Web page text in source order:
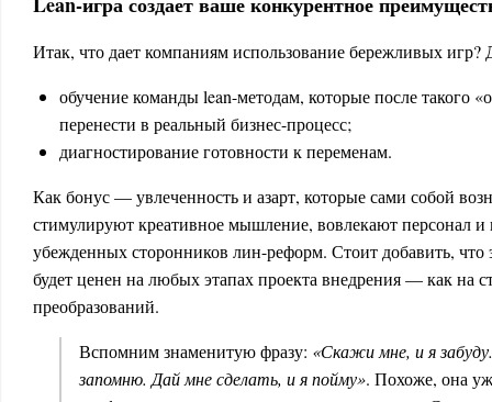
Итак, что дает компаниям использование бережливых игр?
обучение команды lean-методам, которые после такого
перенести в реальный бизнес-процесс;
диагностирование готовности к переменам.
Как бонус — увлеченность и азарт, которые сами собой
стимулируют креативное мышление, вовлекают персонал и
убежденных сторонников лин-реформ. Стоит добавить,
будет ценен на любых этапах проекта внедрения — как на
преобразований.
Вспомним знаменитую фразу: «Скажи мне, и я
запомню. Дай мне сделать, и я пойму». Похоже, она